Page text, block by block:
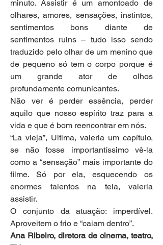
minuto. Assistir é um amontoado de
olhares, amores, sensações, instintos,
sentimentos bons diante de
sentimentos ruins – tudo isso sendo
traduzido pelo olhar de um menino que
de pequeno só tem o corpo porque é
um grande ator de olhos
profundamente comunicantes.
Não ver é perder essência, perder
aquilo que nosso espírito traz para a
vida e que é bom reencontrar em nós.
“La vieja”, Ultima, valeria um capítulo,
se não fosse importantíssimo vê-la
como a “sensação” mais importante do
filme. Só por ela, esquecendo os
enormes talentos na tela, valeria
assistir.
O conjunto da atuação: imperdível.
Aproveitem o frio e “caiam dentro”.
Ana Ribeiro, diretora de cinema, teatro,